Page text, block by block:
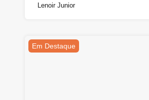
Lenoir Junior
Em Destaque